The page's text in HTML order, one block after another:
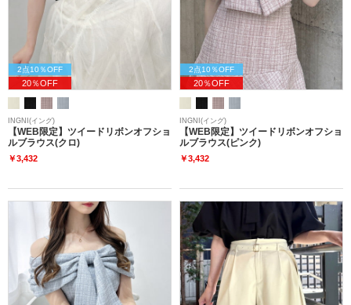
2点10％OFF
20％OFF
INGNI(イング)
【WEB限定】ツイードリボンオフショ
ルブラウス(クロ)
￥3,432
2点10％OFF
20％OFF
INGNI(イング)
【WEB限定】ツイードリボンオフショ
ルブラウス(ピンク)
￥3,432